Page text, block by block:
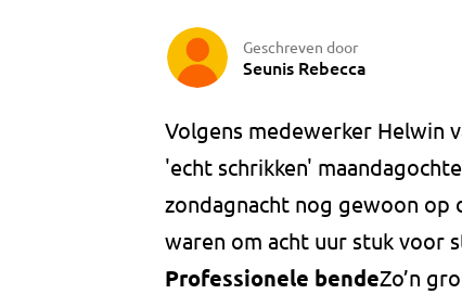
Geschreven door
Seunis Rebecca
Volgens medewerker Helwin
'echt schrikken'
zondagnacht nog gewoon op
waren om acht uur stuk voor
Professionele bendeZo’n